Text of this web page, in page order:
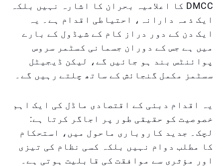
DMCC کا اعلامیہ بحران کا اشارہ نہیں بلکہ
ایک ذمہ دارانہ، احتیاطی اقدام ہے۔ یہ
ایک دن کے دور دراز کام کے شیڈول کے بارے
میں ہے جس کے دوران جسمانی کسٹمر سروس
پوائنٹس بند ہو جائیں گے، لیکن ڈیجیٹل
سسٹمز مکمل گنجائش کے ساتھ چلتے رہیں گے۔
یہ اقدام دبئی کے اقتصادی ماڈل کی ایک اہم
خصوصیت کو حقیقی طور پر اجاگر کرتا ہے:
لچک۔ جدید کاروباری ماحول میں، استحکام
کا مطلب دوام نہیں بلکہ کسی نظام کی تیزی
اور مؤثری سے موافقت کی قابلیت ہوتی ہے۔